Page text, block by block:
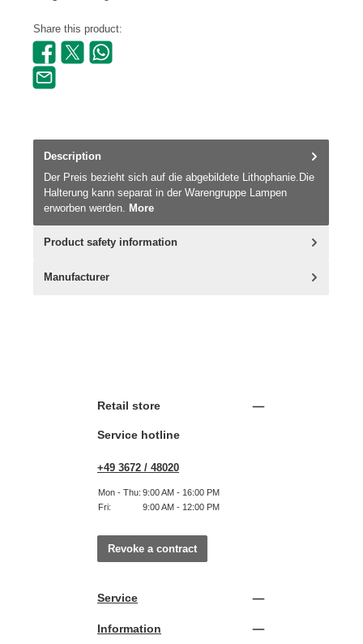
Share this product:
Description
Der Preis bezieht sich auf die abgebildete Lithophanie.Die
Halterung kann separat in der Warengruppe Lampen
erworben werden. More
Product safety information
Manufacturer
Retail store
Service hotline
+49 3672 / 48020
Mon - Thu: 9:00 AM - 16:00 PM
Fri:
9:00 AM - 12:00 PM
Revoke a contract
Service
Information